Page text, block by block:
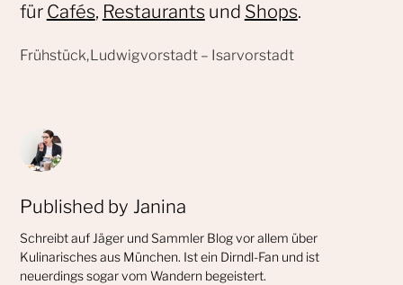
für Cafés, Restaurantsund Shops.
Published by Janina
Schreibt auf Jäger und Sammler Blog vor allem über
Kulinarisches aus München. Ist ein Dirndl-Fan und ist
neuerdings sogar vom Wandern begeistert.